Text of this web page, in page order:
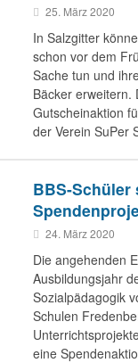
25. März 2020
In Salzgitter
schon vor dem
Sache tun und
Bäcker erweitern.
Gutscheinaktion
der Verein SuPer
BBS-Schüler
24. März 2020
Die angehenden
Ausbildungsjahr
Sozialpädagogik
Schulen
eine